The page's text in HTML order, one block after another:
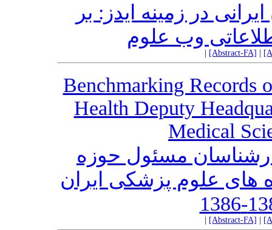
در زمینه ایدز: بر
وب علوم
[Abstract-FA]
Benchmarking Records
Health Deputy
Medical
مسئول حوزه
های علوم پزشکی ایران
[Abstract-FA]